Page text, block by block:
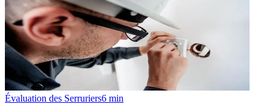
Évaluation des Serruriers6 min